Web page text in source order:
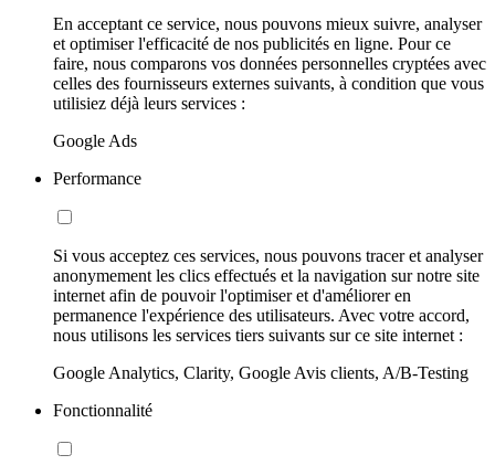
En acceptant ce service, nous pouvons mieux suivre, analyser
et optimiser l'efficacité de nos publicités en ligne. Pour ce
faire, nous comparons vos données personnelles cryptées avec
celles des fournisseurs externes suivants, à condition que vous
utilisiez déjà leurs services :
Google Ads
Performance
Si vous acceptez ces services, nous pouvons tracer et analyser
anonymement les clics effectués et la navigation sur notre site
internet afin de pouvoir l'optimiser et d'améliorer en
permanence l'expérience des utilisateurs. Avec votre accord,
nous utilisons les services tiers suivants sur ce site internet :
Google Analytics, Clarity, Google Avis clients, A/B-Testing
Fonctionnalité